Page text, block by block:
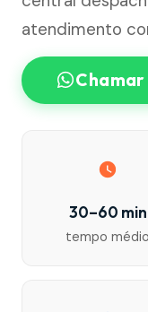
atendimento
30–60 min
tempo médio